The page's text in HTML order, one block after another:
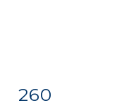
Item detail
260